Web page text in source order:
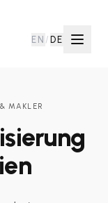
EN /DE
MAKLER